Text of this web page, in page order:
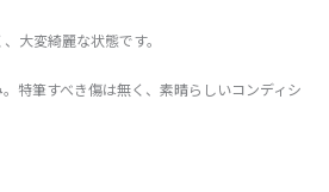
大変綺麗な状態です。
特筆すべき傷は無く、素晴らしいコンディシ